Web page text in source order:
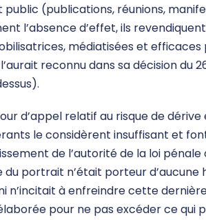
(publications, réunions,
l’absence d’effet, ils
médiatisées et
reconnu dans sa décision du
d’appel relatif au risque de dérive
le considèrent insuffisant et
de l’autorité de la loi pénale
du portrait n’était porteur d’aucune
n’incitait à enfreindre cette
pour ne pas excéder ce qui